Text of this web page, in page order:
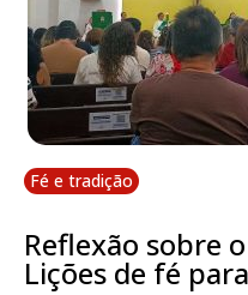
Fé e tradição
Reflexão sobre
Lições de fé